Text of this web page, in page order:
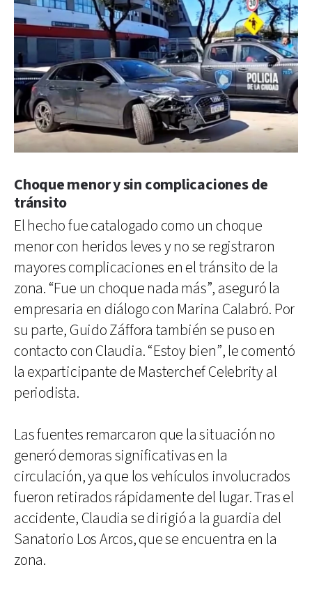
Choque menor y sin complicaciones de
tránsito
El hecho fue catalogado como un choque
menor con heridos leves y no se registraron
mayores complicaciones en el tránsito de la
zona. “Fue un choque nada más”, aseguró la
empresaria en diálogo con Marina Calabró. Por
su parte, Guido Záffora también se puso en
contacto con Claudia. “Estoy bien”, le comentó
la exparticipante de Masterchef Celebrity al
periodista.
Las fuentes remarcaron que la situación no
generó demoras significativas en la
circulación, ya que los vehículos involucrados
fueron retirados rápidamente del lugar. Tras el
accidente, Claudia se dirigió a la guardia del
Sanatorio Los Arcos, que se encuentra en la
zona.